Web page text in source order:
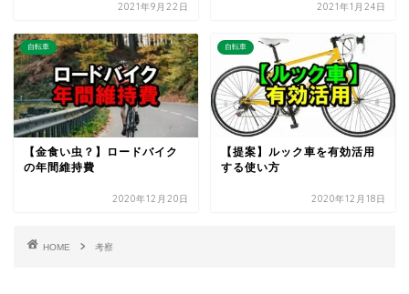
2021年9月22日 2021年1月24日
自転車
【金食い虫？】ロードバイク
の年間維持費
2020年12月20日
自転車
【提案】ルック車を有効活用
する使い方
2020年12月18日
HOME 考察